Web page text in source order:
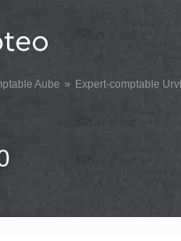
Aube Expert-comptable